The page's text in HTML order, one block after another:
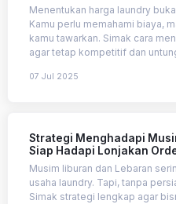
Menentukan harga laundry
Kamu perlu memahami biaya,
kamu tawarkan. Simak cara
agar tetap kompetitif dan
07 Jul 2025
Strategi Menghadapi
Siap Hadapi Lonjakan
Musim liburan dan Lebaran
usaha laundry. Tapi, tanpa
Simak strategi lengkap agar